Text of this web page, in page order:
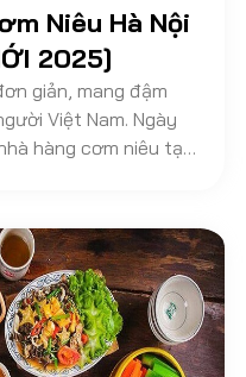
Niêu Hà Nội
2025]
giản, mang đậm
Việt Nam. Ngày
hàng cơm niêu tại
là TOP 10 quán,
tiếng tại Hà Nội để